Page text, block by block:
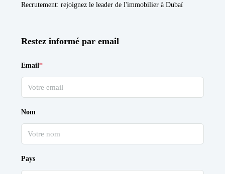
Recrutement: rejoignez le leader de l'immobilier à Dubaï
Restez informé par email
Email*
Nom
Pays